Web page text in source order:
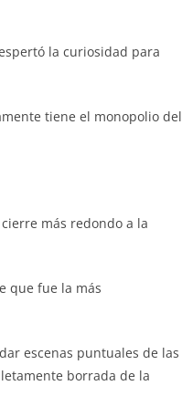
la curiosidad para
tiene el monopolio del
más redondo a la
que fue la más
escenas puntuales de las
borrada de la